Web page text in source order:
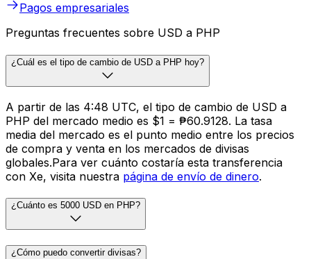
Pagos empresariales
Preguntas frecuentes sobre USD a PHP
¿Cuál es el tipo de cambio de USD a PHP hoy?
A partir de las 4:48 UTC, el tipo de cambio de USD a
PHP del mercado medio es $1 = ₱60.9128. La tasa
media del mercado es el punto medio entre los precios
de compra y venta en los mercados de divisas
globales.Para ver cuánto costaría esta transferencia
con Xe, visita nuestra página de envío de dinero.
¿Cuánto es 5000 USD en PHP?
¿Cómo puedo convertir divisas?